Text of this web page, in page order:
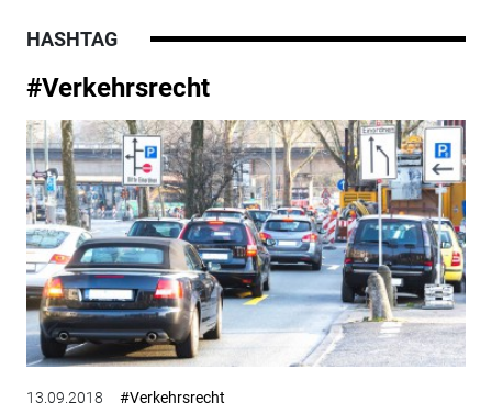
HASHTAG
#Verkehrsrecht
13.09.2018 #Verkehrsrecht